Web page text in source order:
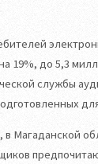
19%, до 5,3
службы
Магаданской